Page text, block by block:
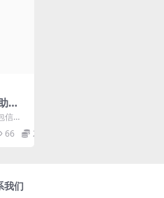
手v
信息
能
66 2
我们